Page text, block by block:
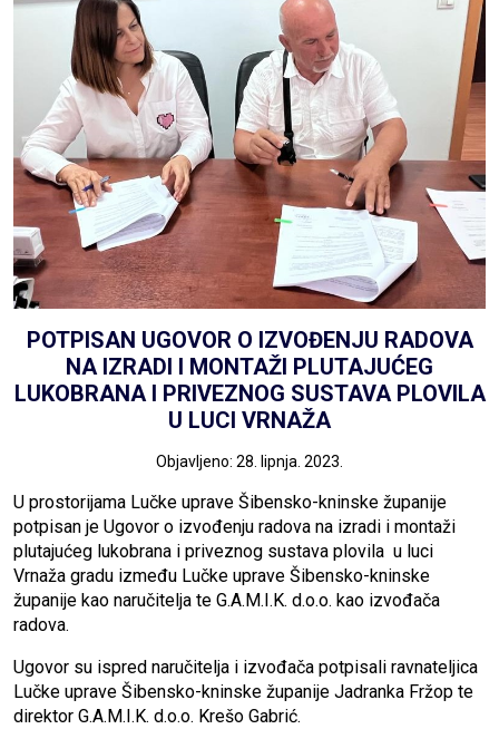
POTPISAN UGOVOR O IZVOĐENJU RADOVA
NA IZRADI I MONTAŽI PLUTAJUĆEG
LUKOBRANA I PRIVEZNOG SUSTAVA PLOVILA
U LUCI VRNAŽA
Objavljeno: 28. lipnja. 2023.
U prostorijama Lučke uprave Šibensko-kninske županije
potpisan je Ugovor o izvođenju radova na izradi i montaži
plutajućeg lukobrana i priveznog sustava plovila u luci
Vrnaža gradu između Lučke uprave Šibensko-kninske
županije kao naručitelja te G.A.M.I.K. d.o.o. kao izvođača
radova.
Ugovor su ispred naručitelja i izvođača potpisali ravnateljica
Lučke uprave Šibensko-kninske županije Jadranka Fržop te
direktor G.A.M.I.K. d.o.o. Krešo Gabrić.